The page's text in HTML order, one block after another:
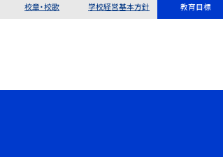
校章・校歌 学校経営基本方針 教育目標